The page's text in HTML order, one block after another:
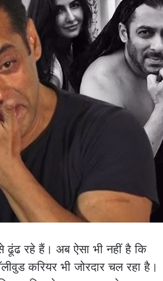
रहे हैं। अब ऐसा भी नहीं है कि
करियर भी जोरदार चल रहा है।